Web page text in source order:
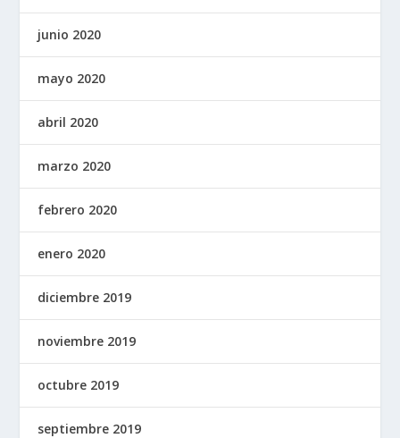
junio 2020
mayo 2020
abril 2020
marzo 2020
febrero 2020
enero 2020
diciembre 2019
noviembre 2019
octubre 2019
septiembre 2019